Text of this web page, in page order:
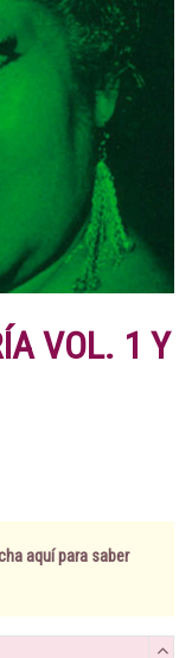
VOL. 1 Y
aquí para saber